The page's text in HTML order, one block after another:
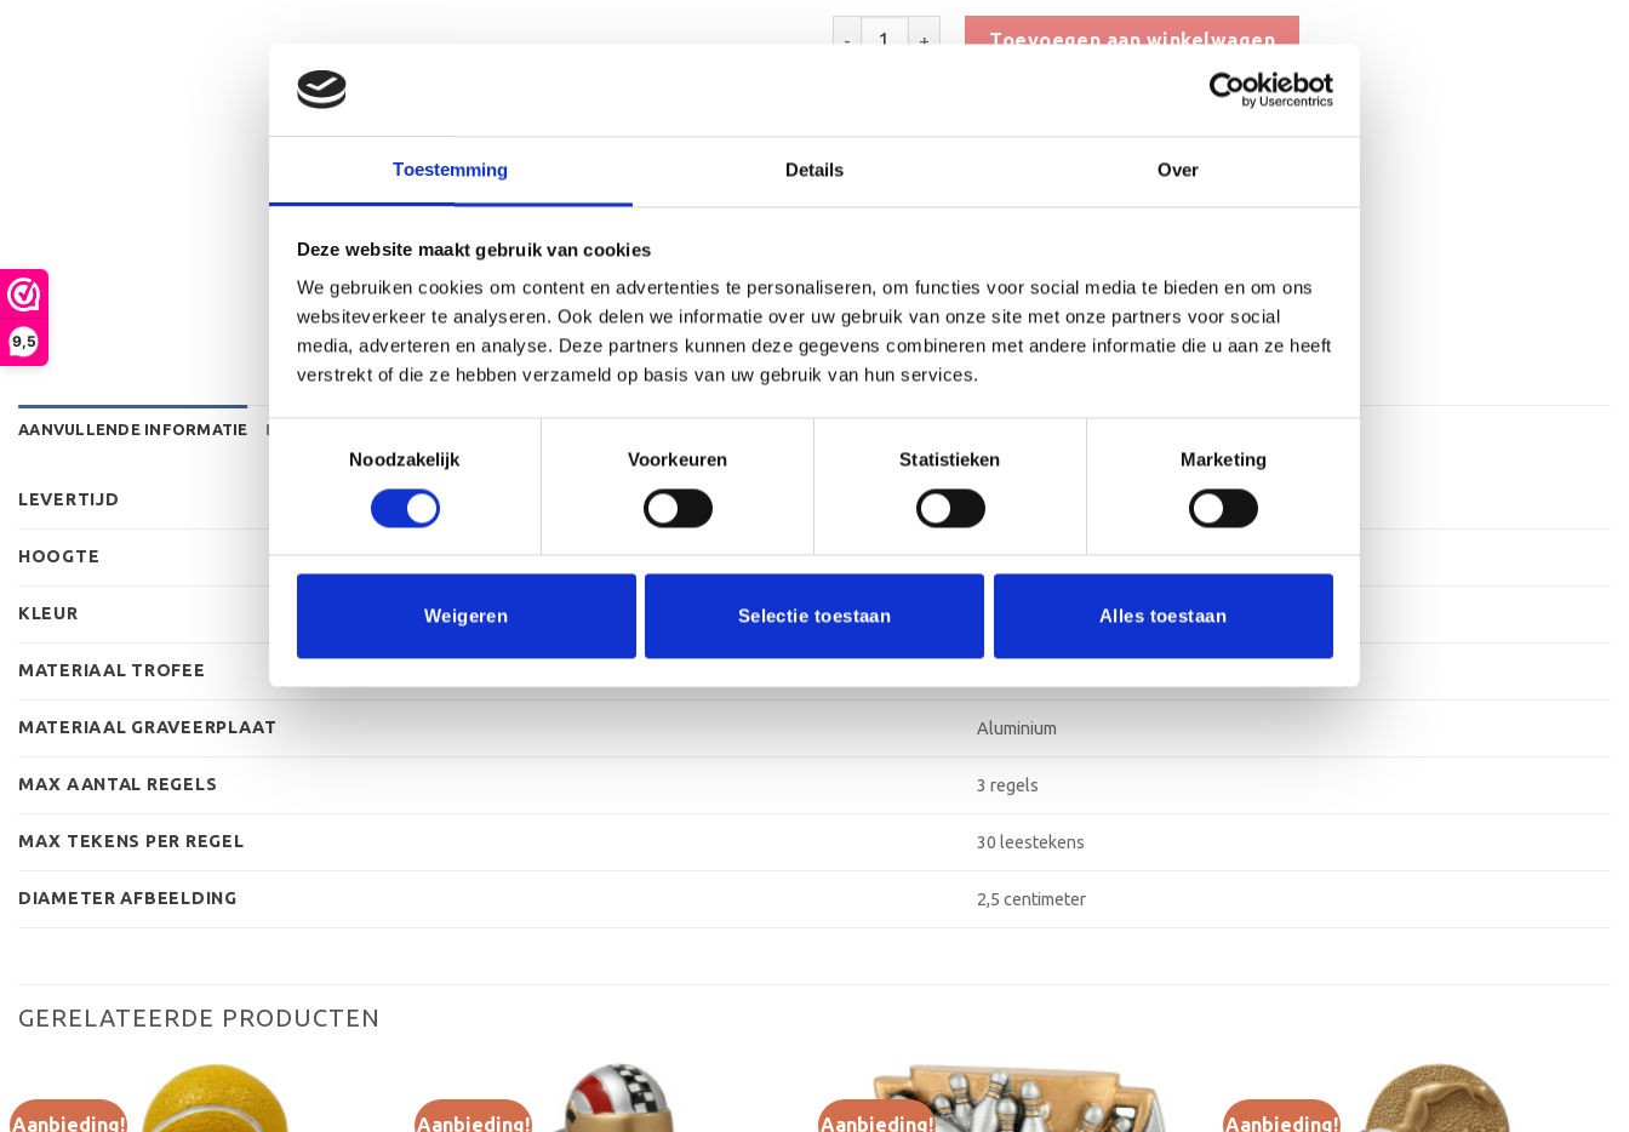
9,5
Toestemming Details Over
Deze website maakt gebruik van cookies
We gebruiken cookies om content en advertenties te personaliseren, om functies voor social media te bieden en om ons
websiteverkeer te analyseren. Ook delen we informatie over uw gebruik van onze site met onze partners voor social
media, adverteren en analyse. Deze partners kunnen deze gegevens combineren met andere informatie die u aan ze heeft
verstrekt of die ze hebben verzameld op basis van uw gebruik van hun services.
Toestemmingsselectie
Noodzakelijk
Voorkeuren Statistieken Marketing
Weigeren Selectie toestaan Alles toestaan
Toevoegen aan winkelwagen
Toevoegen aan verlanglijst
SKU:
Categorieën:Beker met graveerplaat,Embleem (2,5 cm),Middelgrote
AANVULLENDE INFORMATIE BEOORDELINGEN (0)
LEVERTIJD 2-4 werkdagen
HOOGTE 26 cm, 30 cm, 34,5 cm
KLEUR
MATERIAAL TROFEE
MATERIAAL GRAVEERPLAAT Aluminium
MAX AANTAL REGELS 3 regels
MAX TEKENS PER REGEL 30 leestekens
DIAMETER AFBEELDING 2,5 centimeter
GERELATEERDE PRODUCTEN
Aanbieding! Aanbieding! Aanbieding! Aanbieding!